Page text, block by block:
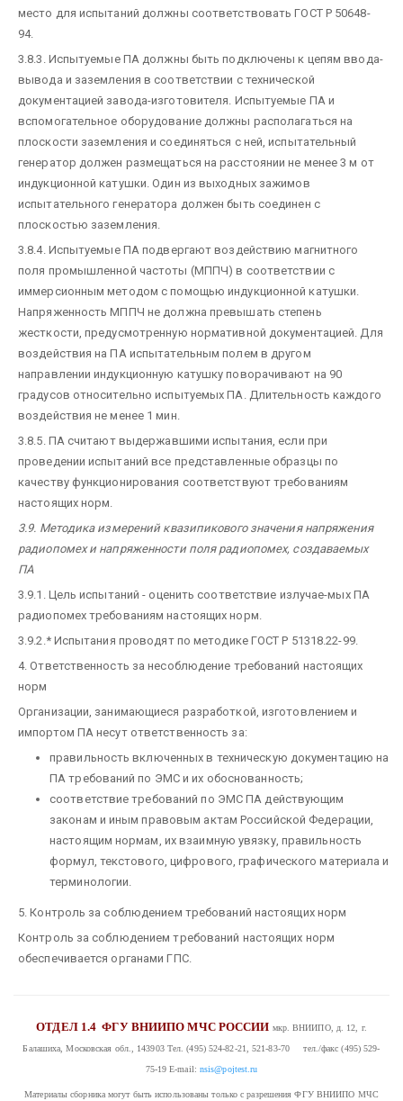
место для испытаний должны соответствовать ГОСТ Р 50648-
94.
3.8.3. Испытуемые ПА должны быть подключены к цепям ввода-
вывода и заземления в соответствии с технической
документацией завода-изготовителя. Испытуемые ПА и
вспомогательное оборудование должны располагаться на
плоскости заземления и соединяться с ней, испытательный
генератор должен размещаться на расстоянии не менее 3 м от
индукционной катушки. Один из выходных зажимов
испытательного генератора должен быть соединен с
плоскостью заземления.
3.8.4. Испытуемые ПА подвергают воздействию магнитного
поля промышленной частоты (МППЧ) в соответствии с
иммерсионным методом с помощью индукционной катушки.
Напряженность МППЧ не должна превышать степень
жесткости, предусмотренную нормативной документацией. Для
воздействия на ПА испытательным полем в другом
направлении индукционную катушку поворачивают на 90
градусов относительно испытуемых ПА. Длительность каждого
воздействия не менее 1 мин.
3.8.5. ПА считают выдержавшими испытания, если при
проведении испытаний все представленные образцы по
качеству функционирования соответствуют требованиям
настоящих норм.
3.9. Методика измерений квазипикового значения напряжения
радиопомех и напряженности поля радиопомех, создаваемых
ПА
3.9.1. Цель испытаний - оценить соответствие излучае-мых ПА
радиопомех требованиям настоящих норм.
3.9.2.* Испытания проводят по методике ГОСТ Р 51318.22-99.
4. Ответственность за несоблюдение требований настоящих
норм
Организации, занимающиеся разработкой, изготовлением и
импортом ПА несут ответственность за:
правильность включенных в техническую документацию на
ПА требований по ЭМС и их обоснованность;
соответствие требований по ЭМС ПА действующим
законам и иным правовым актам Российской Федерации,
настоящим нормам, их взаимную увязку, правильность
формул, текстового, цифрового, графического материала и
терминологии.
5. Контроль за соблюдением требований настоящих норм
Контроль за соблюдением требований настоящих норм
обеспечивается органами ГПС.
ОТДЕЛ 1.4ФГУ ВНИИПО МЧС РОССИИ мкр. ВНИИПО, д. 12, г.
Балашиха, Московская обл., 143903Тел. (495) 524-82-21, 521-83-70 тел./факс (495) 529-
75-19 E-mail: nsis@pojtest.ru
Материалы сборника могут быть использованы только с разрешения ФГУ ВНИИПО МЧС